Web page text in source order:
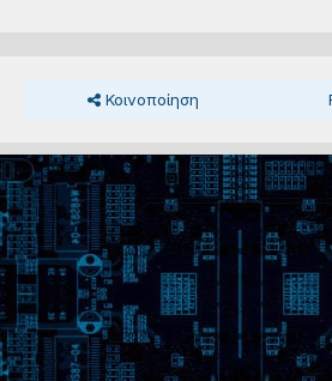
Κοινοποίηση